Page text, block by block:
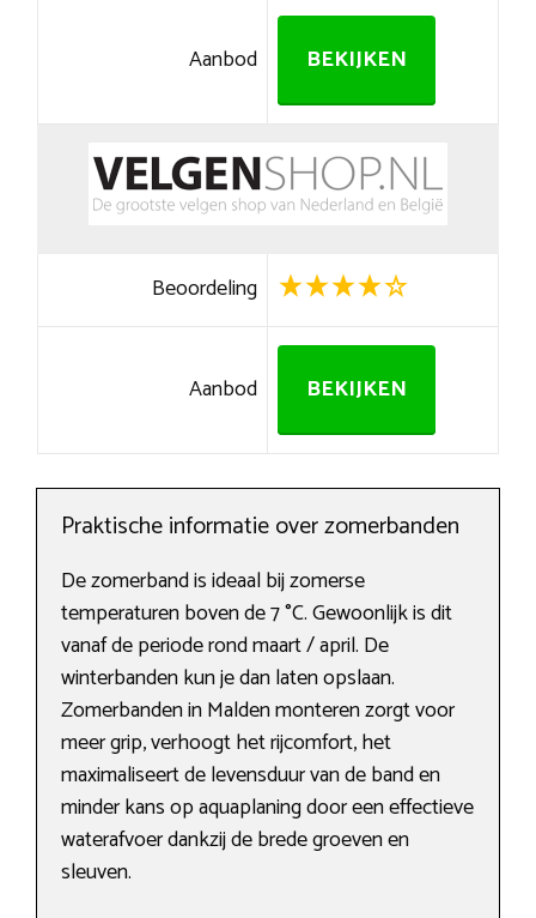
Aanbod BEKIJKEN
Beoordeling
Aanbod BEKIJKEN
Praktische informatie over zomerbanden
De zomerband is ideaal bij zomerse
temperaturen boven de 7 °C. Gewoonlijk is dit
vanaf de periode rond maart / april. De
winterbanden kun je dan laten opslaan.
Zomerbanden in Malden monteren zorgt voor
meer grip, verhoogt het rijcomfort, het
maximaliseert de levensduur van de band en
minder kans op aquaplaning door een effectieve
waterafvoer dankzij de brede groeven en
sleuven.